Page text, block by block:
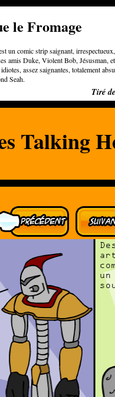
le Fromage
un comic strip saignant,
amis Duke, Violent Bob, Jésusman,
assez saignantes, totalement
Seah.
Tiré
Talking